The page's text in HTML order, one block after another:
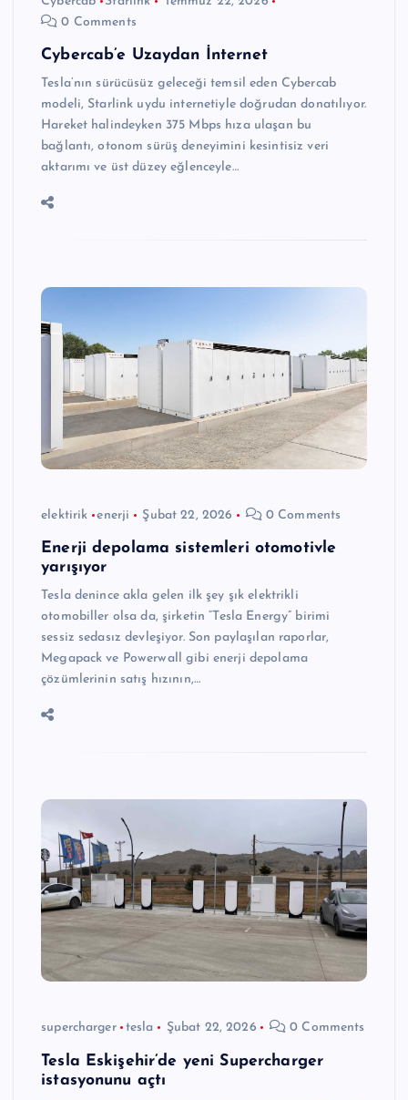
0 Comments
Cybercab’e Uzaydan İnternet
Tesla’nın sürücüsüz geleceği temsil eden Cybercab
modeli, Starlink uydu internetiyle doğrudan donatılıyor.
Hareket halindeyken 375 Mbps hıza ulaşan bu
bağlantı, otonom sürüş deneyimini kesintisiz veri
aktarımı ve üst düzey eğlenceyle…
elektirik enerji Şubat 22, 2026 0 Comments
Enerji depolama sistemleri otomotivle
yarışıyor
Tesla denince akla gelen ilk şey şık elektrikli
otomobiller olsa da, şirketin “Tesla Energy” birimi
sessiz sedasız devleşiyor. Son paylaşılan raporlar,
Megapack ve Powerwall gibi enerji depolama
çözümlerinin satış hızının,…
supercharger tesla Şubat 22, 2026 0 Comments
Tesla Eskişehir’de yeni Supercharger
istasyonunu açtı